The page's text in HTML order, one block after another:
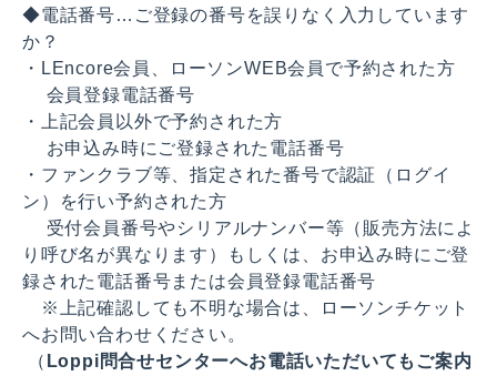
◆電話番号…ご登録の番号を誤りなく入力しています
か？
・LEncore会員、ローソンWEB会員で予約された方
会員登録電話番号
・上記会員以外で予約された方
お申込み時にご登録された電話番号
・ファンクラブ等、指定された番号で認証（ログイ
ン）を行い予約された方
受付会員番号やシリアルナンバー等（販売方法によ
り呼び名が異なります）もしくは、お申込み時にご登
録された電話番号または会員登録電話番号
※上記確認しても不明な場合は、ローソンチケット
へお問い合わせください。
（ Loppi問合せセンターへお電話いただいてもご案内